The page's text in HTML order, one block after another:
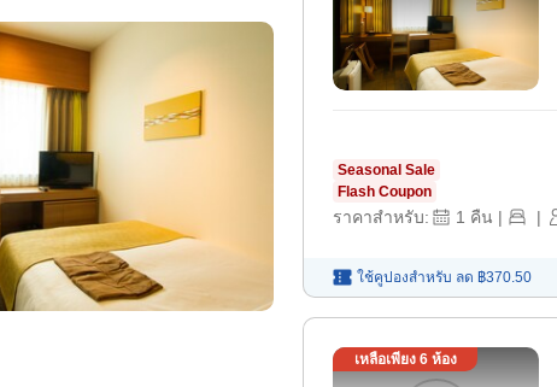
Seasonal Sale
Flash Coupon
ราคาสำหรับ: 1 คืน | |
ใช้คูปองสำหรับ ลด ฿370.50
เหลือเพียง 6ห้อง